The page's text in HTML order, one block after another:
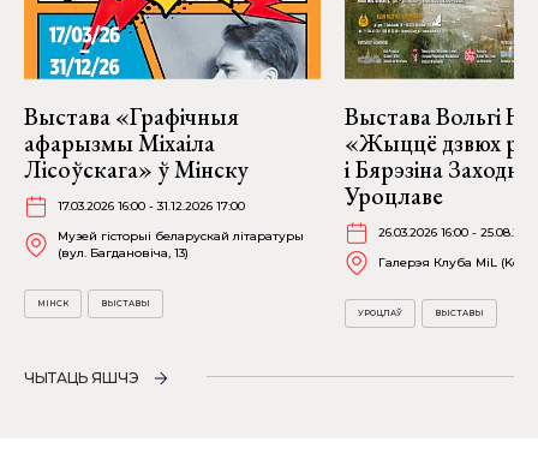
Выстава «Графічныя
афарызмы Міхаіла
Лісоўскага» ў Мінску
17.03.2026 16:00 - 31.12.2026 17:00
Музей гісторыі беларускай літаратуры
(вул. Багдановіча, 13)
МІНСК ВЫСТАВЫ
Выстава Вольгі
«Жыццё дзвюх
і Бярэзіна
Уроцлаве
26.03.2026 16:00 -
Галерэя Клуба MiL
УРОЦЛАЎ ВЫСТАВЫ
ЧЫТАЦЬ ЯШЧЭ